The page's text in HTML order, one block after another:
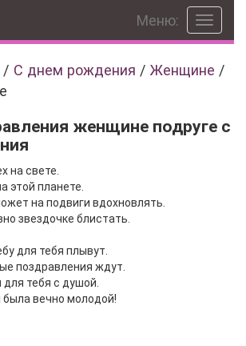
Toggle
Меню:
/ С днем рождения / Женщине /
женщине подруге с
на свете.
этой планете.
на подвиги вдохновлять.
звездочке блистать.
для тебя плывут.
поздравления ждут.
тебя с душой.
вечно молодой!